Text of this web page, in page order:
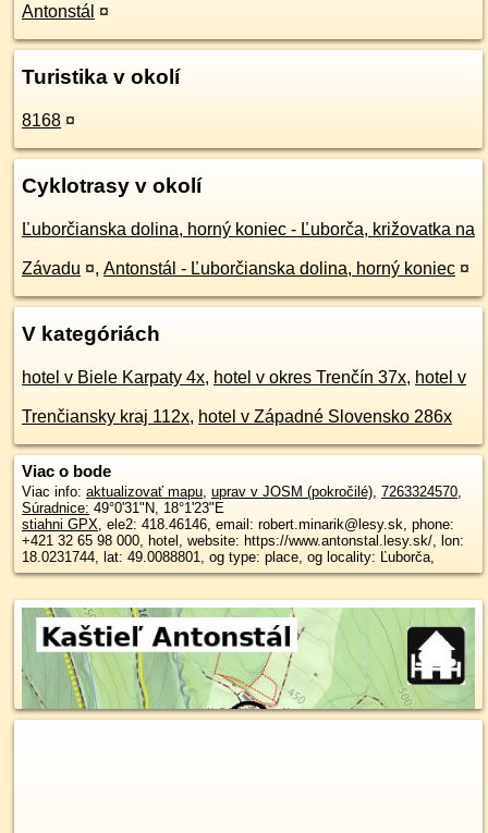
Antonstál ¤
Turistika v okolí
8168 ¤
Cyklotrasy v okolí
Ľuborčianska dolina, horný koniec - Ľuborča, križovatka na
Závadu ¤, Antonstál - Ľuborčianska dolina, horný koniec ¤
V kategóriách
hotel v Biele Karpaty 4x, hotel v okres Trenčín 37x, hotel v
Trenčiansky kraj 112x, hotel v Západné Slovensko 286x
Viac o bode
Viac info: aktualizovať mapu, uprav v JOSM (pokročilé), 7263324570,
Súradnice: 49°0'31"N, 18°1'23"E
stiahni GPX, ele2: 418.46146, email: robert.minarik@lesy.sk, phone:
+421 32 65 98 000, hotel, website: https://www.antonstal.lesy.sk/, lon:
18.0231744, lat: 49.0088801, og type: place, og locality: Ľuborča,